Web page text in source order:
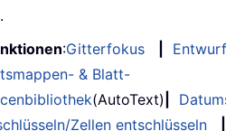
:Gitterfokus
Entwurf
& Blatt-
(AutoText)
Zellen entschlüsseln